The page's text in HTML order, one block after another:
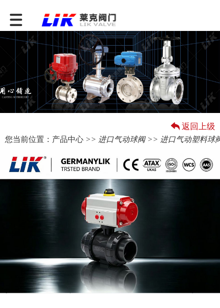
您当前位置： 产品中心 >> 进口气动球阀>> 进口气动塑料球
返回上级